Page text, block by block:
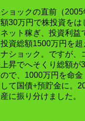
ョックの直前（2005
30万円で株投資をは
ット稼ぎ、投資利益
資総額1500万円を超
ショック。ですが、
昇でへそくり総額が
で、1000万円を命金
て国債+預貯金に。
に振り分けました。